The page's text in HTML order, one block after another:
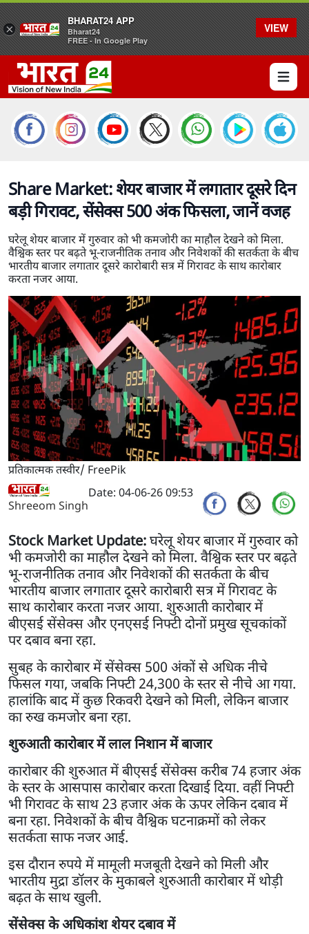
Open
Share Market: शेयर बाजार में लगातार दूसरे दिन
बड़ी गिरावट, सेंसेक्स 500 अंक फिसला, जानें वजह
घरेलू शेयर बाजार में गुरुवार को भी कमजोरी का माहौल देखने को मिला.
वैश्विक स्तर पर बढ़ते भू-राजनीतिक तनाव और निवेशकों की सतर्कता के बीच
भारतीय बाजार लगातार दूसरे कारोबारी सत्र में गिरावट के साथ कारोबार
करता नजर आया.
प्रतिकात्मक तस्वीर/ FreePik
Shreeom Singh
Date: 04-06-26 09:53
Stock Market Update:घरेलू शेयर बाजार में गुरुवार को
भी कमजोरी का माहौल देखने को मिला. वैश्विक स्तर पर बढ़ते
भू-राजनीतिक तनाव और निवेशकों की सतर्कता के बीच
भारतीय बाजार लगातार दूसरे कारोबारी सत्र में गिरावट के
साथ कारोबार करता नजर आया. शुरुआती कारोबार में
बीएसई सेंसेक्स और एनएसई निफ्टी दोनों प्रमुख सूचकांकों
पर दबाव बना रहा.
सुबह के कारोबार में सेंसेक्स 500 अंकों से अधिक नीचे
फिसल गया, जबकि निफ्टी 24,300 के स्तर से नीचे आ गया.
हालांकि बाद में कुछ रिकवरी देखने को मिली, लेकिन बाजार
का रुख कमजोर बना रहा.
शुरुआती कारोबार में लाल निशान में बाजार
कारोबार की शुरुआत में बीएसई सेंसेक्स करीब 74 हजार अंक
के स्तर के आसपास कारोबार करता दिखाई दिया. वहीं निफ्टी
भी गिरावट के साथ 23 हजार अंक के ऊपर लेकिन दबाव में
बना रहा. निवेशकों के बीच वैश्विक घटनाक्रमों को लेकर
सतर्कता साफ नजर आई.
इस दौरान रुपये में मामूली मजबूती देखने को मिली और
भारतीय मुद्रा डॉलर के मुकाबले शुरुआती कारोबार में थोड़ी
बढ़त के साथ खुली.
सेंसेक्स के अधिकांश शेयर दबाव में
×
BHARAT24 APP
Bharat24
FREE - In Google Play
VIEW